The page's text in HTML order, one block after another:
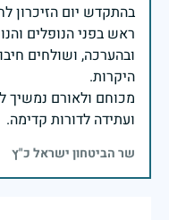
בהתקדש יום הזיכרון
ראש בפני הנופלים
ובהערכה, ושולחים
מכוחם ולאורם
ועתידה לדורות קדימה.
שר הביטחון ישראל כ"ץ